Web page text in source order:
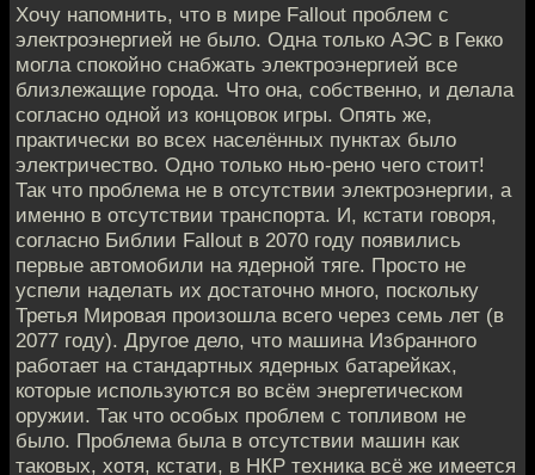
Хочу напомнить, что в мире Fallout проблем с
электроэнергией не было. Одна только АЭС в Гекко
могла спокойно снабжать электроэнергией все
близлежащие города. Что она, собственно, и делала
согласно одной из концовок игры. Опять же,
практически во всех населённых пунктах было
электричество. Одно только нью-рено чего стоит!
Так что проблема не в отсутствии электроэнергии, а
именно в отсутствии транспорта. И, кстати говоря,
согласно Библии Fallout в 2070 году появились
первые автомобили на ядерной тяге. Просто не
успели наделать их достаточно много, поскольку
Третья Мировая произошла всего через семь лет (в
2077 году). Другое дело, что машина Избранного
работает на стандартных ядерных батарейках,
которые используются во всём энергетическом
оружии. Так что особых проблем с топливом не
было. Проблема была в отсутствии машин как
таковых, хотя, кстати, в НКР техника всё же имеется